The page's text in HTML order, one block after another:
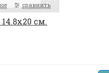
сравнить
см.